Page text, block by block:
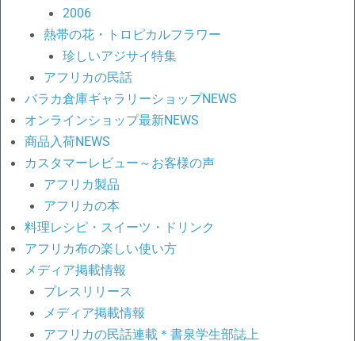
2006
熱帯の花・トロピカルフラワー
珍しいアジサイ特集
アフリカの民話
バラカ倉庫ギャラリーショップNEWS
オンラインショップ最新NEWS
商品入荷NEWS
カスタマーレビュー～お客様の声
アフリカ製品
アフリカの本
料理レシピ・スイーツ・ドリンク
アフリカ布の楽しい使い方
メディア掲載情報
プレスリリース
メディア掲載情報
アフリカの民話連載＊書泉学生部誌上